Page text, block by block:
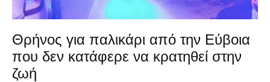
Θρήνος για παλικάρι από την Εύβοια
που δεν κατάφερε να κρατηθεί στην
ζωή